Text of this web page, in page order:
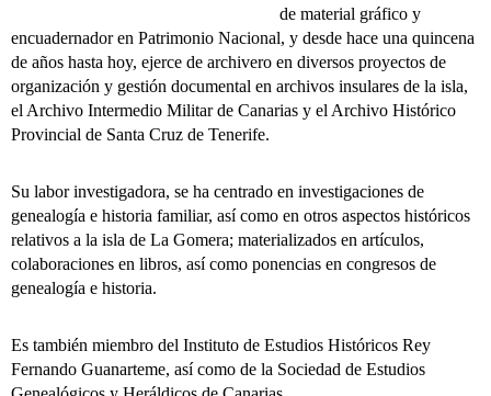
de material gráfico y
encuadernador en Patrimonio Nacional, y desde hace una quincena
de años hasta hoy, ejerce de archivero en diversos proyectos de
organización y gestión documental en archivos insulares de la isla,
el Archivo Intermedio Militar de Canarias y el Archivo Histórico
Provincial de Santa Cruz de Tenerife.
Su labor investigadora, se ha centrado en investigaciones de
genealogía e historia familiar, así como en otros aspectos históricos
relativos a la isla de La Gomera; materializados en artículos,
colaboraciones en libros, así como ponencias en congresos de
genealogía e historia.
Es también miembro del Instituto de Estudios Históricos Rey
Fernando Guanarteme, así como de la Sociedad de Estudios